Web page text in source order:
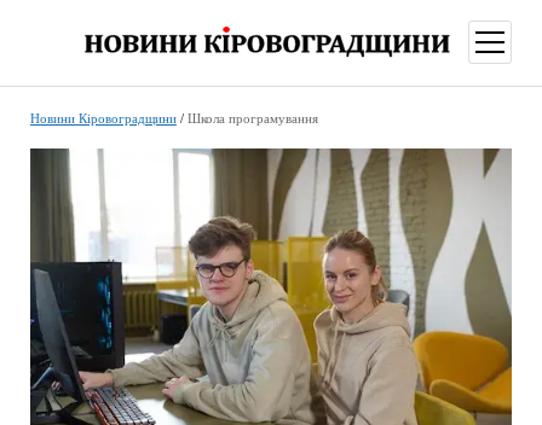
меню
Новини Кіровоградщини/ Школа програмування